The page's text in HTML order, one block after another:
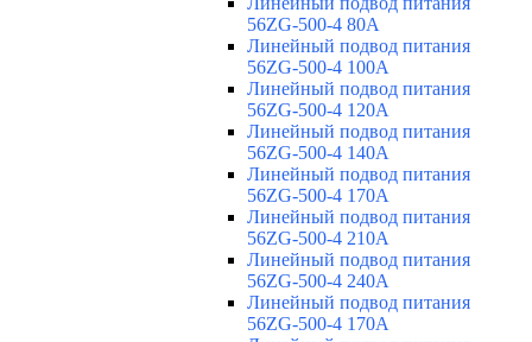
56ZG-500-4 80A
Линейный подвод питания
56ZG-500-4 100A
Линейный подвод питания
56ZG-500-4 120A
Линейный подвод питания
56ZG-500-4 140A
Линейный подвод питания
56ZG-500-4 170A
Линейный подвод питания
56ZG-500-4 210A
Линейный подвод питания
56ZG-500-4 240A
Линейный подвод питания
56ZG-500-4 170A